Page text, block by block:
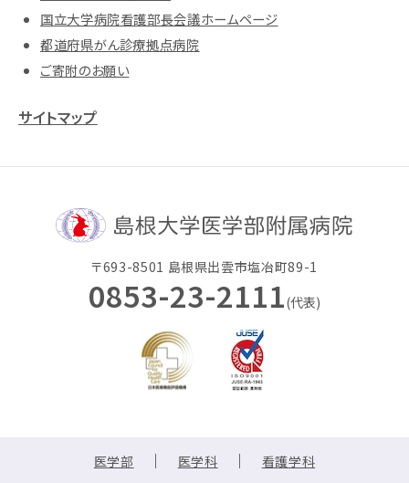
国立大学病院看護部長会議ホームページ
都道府県がん診療拠点病院
ご寄附のお願い
サイトマップ
〒693-8501 島根県出雲市塩冶町89-1
0853-23-2111(代表)
医学部 医学科 看護学科